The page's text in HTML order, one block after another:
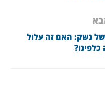
של נשק: האם זה עלול